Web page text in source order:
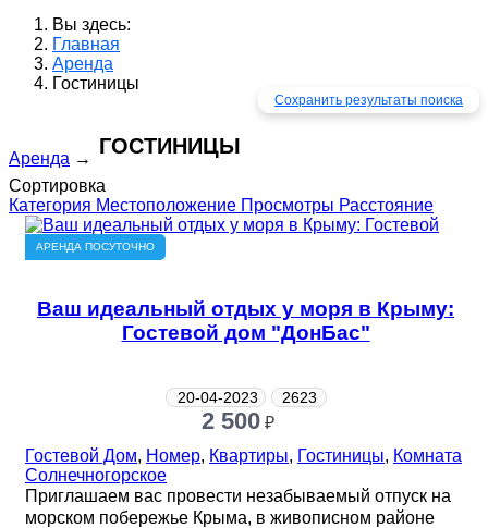
Вы здесь:
Главная
Аренда
Гостиницы
Аренда →
ГОСТИНИЦЫ
Сохранить результаты поиска
Сортировка
Категория Местоположение Просмотры Расстояние
АРЕНДА ПОСУТОЧНО
Ваш идеальный отдых у моря в Крыму:
Гостевой дом "ДонБас"
20-04-2023 2623
2 500 ₽
Гостевой Дом, Номер, Квартиры, Гостиницы, Комната
Солнечногорское
Приглашаем вас провести незабываемый отпуск на
морском побережье Крыма, в живописном районе